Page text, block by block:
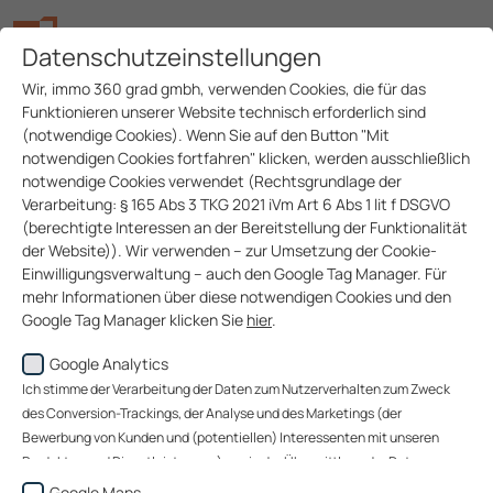
Datenschutzeinstellungen
Wir, immo 360 grad gmbh, verwenden Cookies, die für das
Funktionieren unserer Website technisch erforderlich sind
(notwendige Cookies). Wenn Sie auf den Button "Mit
notwendigen Cookies fortfahren" klicken, werden ausschließlich
notwendige Cookies verwendet (Rechtsgrundlage der
Verarbeitung: § 165 Abs 3 TKG 2021 iVm Art 6 Abs 1 lit f DSGVO
(berechtigte Interessen an der Bereitstellung der Funktionalität
der Website)). Wir verwenden – zur Umsetzung der Cookie-
Einwilligungsverwaltung – auch den Google Tag Manager. Für
mehr Informationen über diese notwendigen Cookies und den
Google Tag Manager klicken Sie hier.
Wenn Sie auf den Button "Alle akzeptieren" klicken, werden
Daten zu Ihrem Nutzerverhalten zum Zweck des Conversion-
Trackings (über welche Website gelangen unsere Website-
Besucher zu uns?), der Analyse unserer Website-Besucher und
des Website-Nutzungsverhaltens sowie des Marketings
(Bewerbung von Kunden und (potentiellen) Interessenten mit
Google Analytics
Ich stimme der Verarbeitung der Daten zum Nutzerverhalten zum Zweck
des Conversion-Trackings, der Analyse und des Marketings (der
Bewerbung von Kunden und (potentiellen) Interessenten mit unseren
Produkten und Dienstleistungen) sowie der Übermittlung der Daten an
Google Ireland Limited, an Google LLC (USA) sowie an immo 360 grad